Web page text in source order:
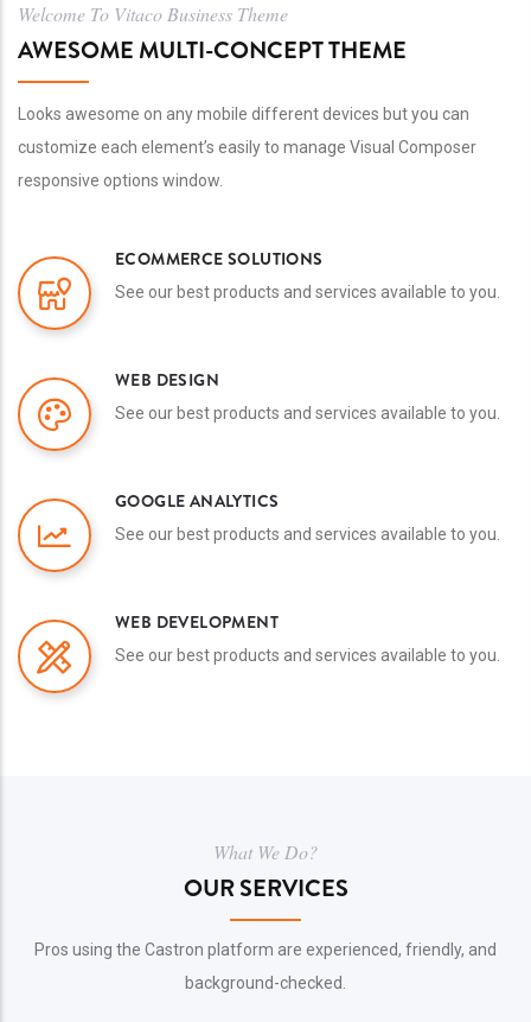
Welcome To Vitaco Business Theme
AWESOME MULTI-CONCEPT THEME
Looks awesome on any mobile different devices but you can
customize each element’s easily to manage Visual Composer
responsive options window.
ECOMMERCE SOLUTIONS
See our best products and services available to you.
WEB DESIGN
See our best products and services available to you.
GOOGLE ANALYTICS
See our best products and services available to you.
WEB DEVELOPMENT
See our best products and services available to you.
What We Do?
OUR SERVICES
Pros using the Castron platform are experienced, friendly, and
background-checked.